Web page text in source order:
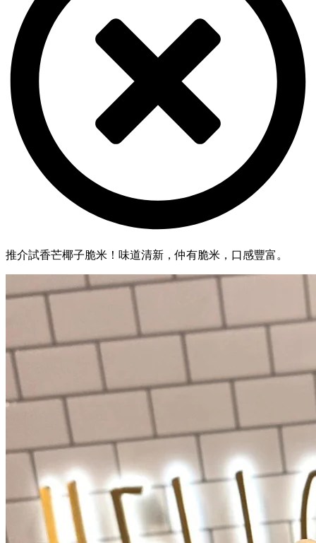
推介試香芒椰子脆米！味道清新，仲有脆米，口感豐富。